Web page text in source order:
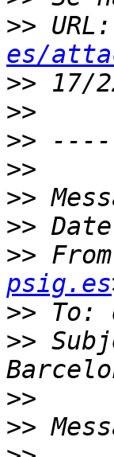
>>
es/
>>
>>
>>
>>
>>
>>
>>
psig.es
>> To:
>>
>>
>>